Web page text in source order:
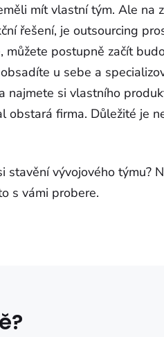
mít vlastní tým. Ale na
řešení, je outsourcing
můžete postupně začít
u sebe a
najmete si vlastního
obstará firma. Důležité je
stavění vývojového týmu?
s vámi probere.